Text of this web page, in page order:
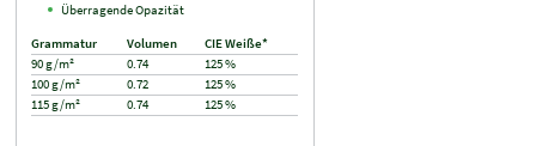
Überragende Opazität
Grammatur Volumen
CIE Weiße*
90 g/m²
0.74
125 %
100 g/m²
0.72
125 %
115 g/m²
0.74 125 %